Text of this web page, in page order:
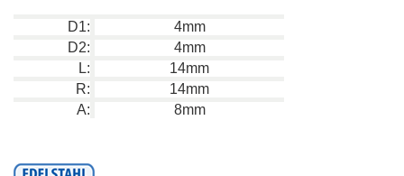
D1:
4mm
D2:
4mm
L:
14mm
R:
14mm
A:
8mm